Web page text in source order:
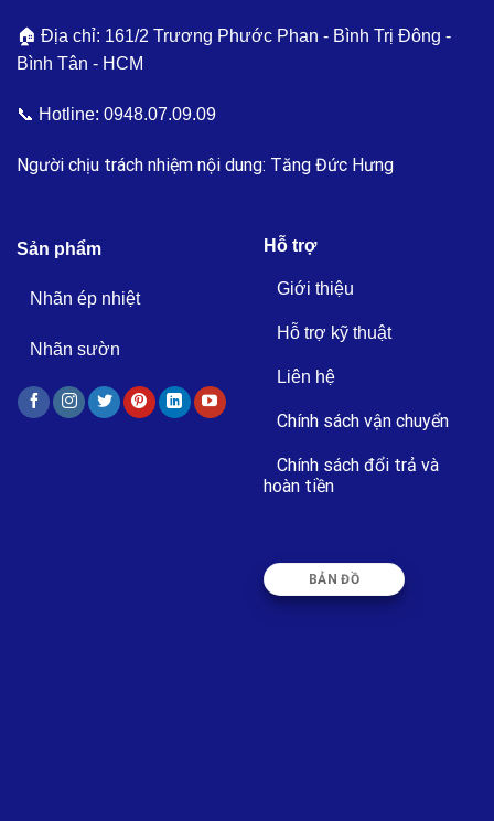
🏠 Địa chỉ: 161/2 Trương Phước Phan - Bình Trị Đông -
Bình Tân - HCM
📞 Hotline: 0948.07.09.09
Người chịu trách nhiệm nội dung: Tăng Đức Hưng
Sản phẩm
Nhãn ép nhiệt
Nhãn sườn
Hỗ trợ
Giới thiệu
Hỗ trợ kỹ thuật
Liên hệ
Chính sách vận chuyển
Chính sách đổi trả và
hoàn tiền
BẢN ĐỒ